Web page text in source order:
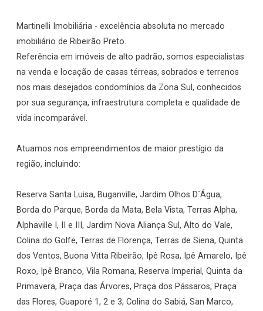
Martinelli Imobiliária - excelência absoluta no mercado
imobiliário de Ribeirão Preto.
Referência em imóveis de alto padrão, somos especialistas
na venda e locação de casas térreas, sobrados e terrenos
nos mais desejados condomínios da Zona Sul, conhecidos
por sua segurança, infraestrutura completa e qualidade de
vida incomparável.
Atuamos nos empreendimentos de maior prestígio da
região, incluindo:
Reserva Santa Luisa, Buganville, Jardim Olhos D`Água,
Borda do Parque, Borda da Mata, Bela Vista, Terras Alpha,
Alphaville I, II e III, Jardim Nova Aliança Sul, Alto do Vale,
Colina do Golfe, Terras de Florença, Terras de Siena, Quinta
dos Ventos, Buona Vitta Ribeirão, Ipê Rosa, Ipê Amarelo, Ipê
Roxo, Ipê Branco, Vila Romana, Reserva Imperial, Quinta da
Primavera, Praça das Árvores, Praça dos Pássaros, Praça
das Flores, Guaporé 1, 2 e 3, Colina do Sabiá, San Marco,